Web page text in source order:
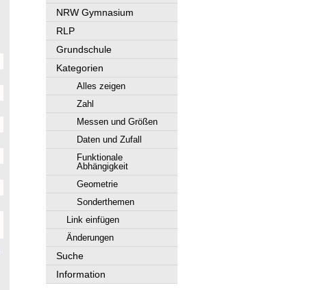
NRW Gymnasium
RLP
Grundschule
Kategorien
Alles zeigen
Zahl
Messen und Größen
Daten und Zufall
Funktionale
Abhängigkeit
Geometrie
Sonderthemen
Link einfügen
Änderungen
Suche
Information